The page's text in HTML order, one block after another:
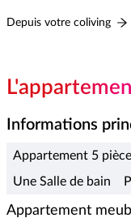
Depuis votre coliving
Informations
Appartement 5
Une Salle de bain
Appartement